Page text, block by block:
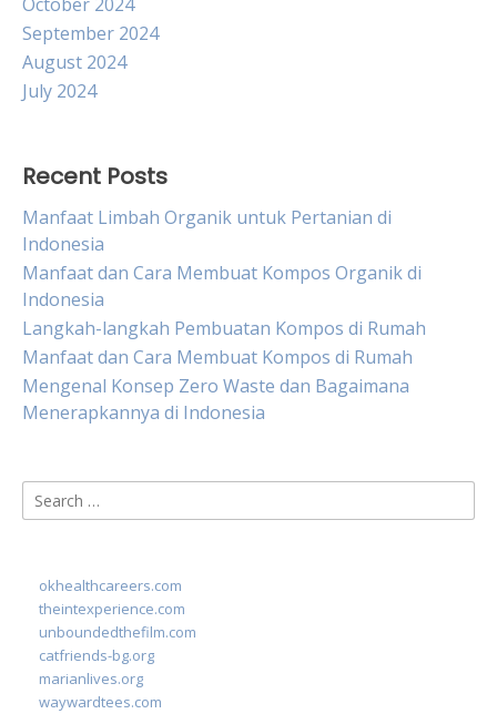
September 2024
August 2024
July 2024
Recent Posts
Manfaat Limbah Organik untuk Pertanian di
Indonesia
Manfaat dan Cara Membuat Kompos Organik di
Indonesia
Langkah-langkah Pembuatan Kompos di Rumah
Manfaat dan Cara Membuat Kompos di Rumah
Mengenal Konsep Zero Waste dan Bagaimana
Menerapkannya di Indonesia
Search
for:
okhealthcareers.com
theintexperience.com
unboundedthefilm.com
catfriends-bg.org
marianlives.org
waywardtees.com